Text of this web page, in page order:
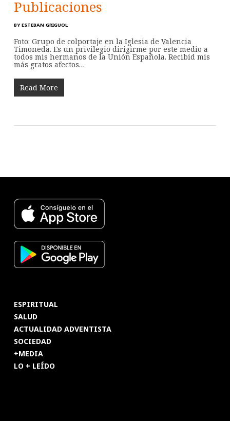
Publicaciones
BY ESTEBAN GRIGUOL
Foto: Grupo de colportaje en la Iglesia de Valencia
Timoneda. Es un privilegio dirigirme por este medio a
todos mis hermanos de la Unión Española. Recibid mis
más gratos afectos…
Read More
ESPIRITUAL
SALUD
ACTUALIDAD ADVENTISTA
SOCIEDAD
+MEDIA
LO + LEÍDO